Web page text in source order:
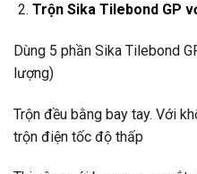
Trộn Sika Tilebond GP
Dùng 5 phần Sika Tilebond
lượng)
Trộn đều bằng bay tay. Với
trộn điện tốc độ thấp